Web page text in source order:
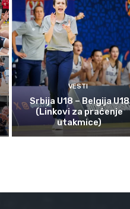
VESTI
Srbija U18 – Belgija U18
(Linkovi za praćenje
utakmice)